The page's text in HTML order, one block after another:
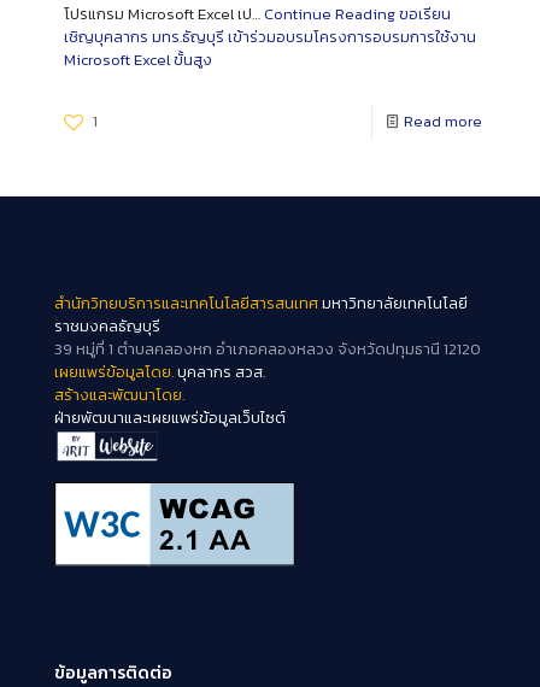
โปรแกรม Microsoft Excel เป… Continue Readingขอเรียน
เชิญบุคลากร มทร.ธัญบุรี เข้าร่วมอบรมโครงการอบรมการใช้งาน
Microsoft Excel ขั้นสูง
1 Read more
สำนักวิทยบริการและเทคโนโลยีสารสนเทศมหาวิทยาลัยเทคโนโลยี
ราชมงคลธัญบุรี
39 หมู่ที่ 1 ตำบลคลองหก อำเภอคลองหลวง จังหวัดปทุมธานี 12120
เผยแพร่ข้อมูลโดย.บุคลากร สวส.
สร้างและพัฒนาโดย.
ฝ่ายพัฒนาและเผยแพร่ข้อมูลเว็บไซต์
ข้อมูลการติดต่อ